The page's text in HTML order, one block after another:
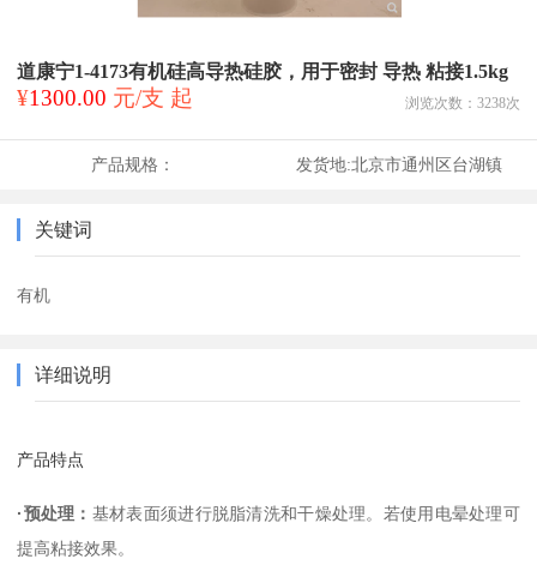
道康宁1-4173有机硅高导热硅胶，用于密封 导热 粘接1.5kg
¥1300.00 元/支 起 浏览次数： 3238次
产品规格： 发货地:北京市通州区台湖镇
关键词
有机
详细说明
产品特点
·预处理： 基材表面须进行脱脂清洗和干燥处理。若使用电晕处理可
提高粘接效果。